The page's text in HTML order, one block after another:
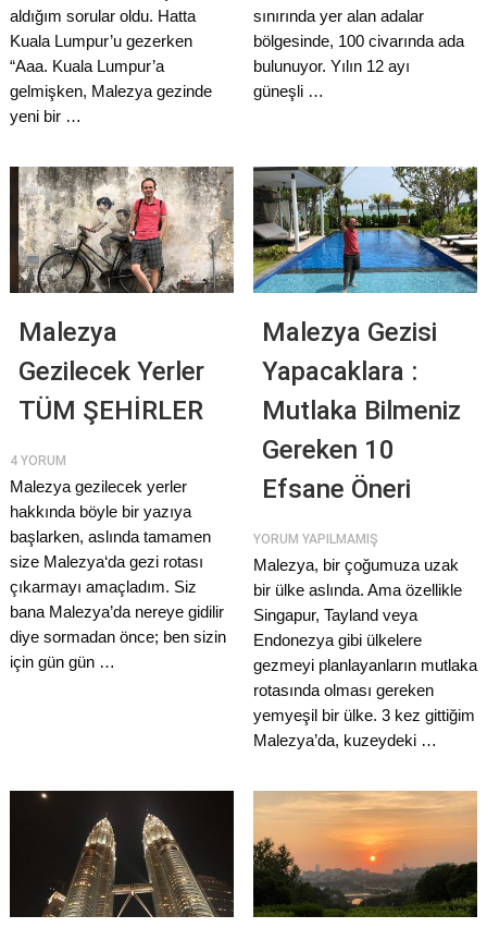
aldığım sorular oldu. Hatta
Kuala Lumpur’u gezerken
“Aaa. Kuala Lumpur’a
gelmişken, Malezya gezinde
yeni bir …
sınırında yer alan adalar
bölgesinde, 100 civarında ada
bulunuyor. Yılın 12 ayı
güneşli …
Malezya
Gezilecek Yerler
TÜM ŞEHİRLER
4 YORUM
Malezya gezilecek yerler
hakkında böyle bir yazıya
başlarken, aslında tamamen
size Malezya‘da gezi rotası
çıkarmayı amaçladım. Siz
bana Malezya’da nereye gidilir
diye sormadan önce; ben sizin
için gün gün …
Malezya Gezisi
Yapacaklara :
Mutlaka Bilmeniz
Gereken 10
Efsane Öneri
YORUM YAPILMAMIŞ
Malezya, bir çoğumuza uzak
bir ülke aslında. Ama özellikle
Singapur, Tayland veya
Endonezya gibi ülkelere
gezmeyi planlayanların mutlaka
rotasında olması gereken
yemyeşil bir ülke. 3 kez gittiğim
Malezya’da, kuzeydeki …